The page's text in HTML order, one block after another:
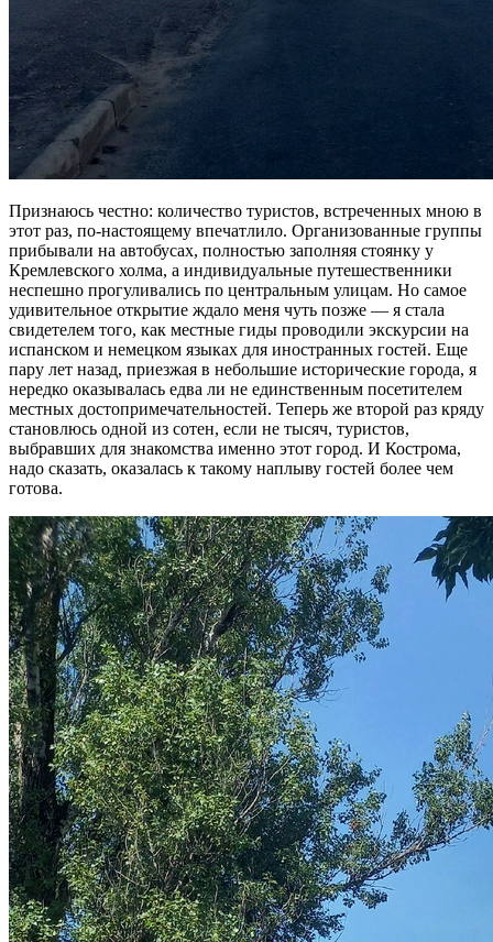
Признаюсь честно: количество туристов, встреченных мною в
этот раз, по-настоящему впечатлило. Организованные группы
прибывали на автобусах, полностью заполняя стоянку у
Кремлевского холма, а индивидуальные путешественники
неспешно прогуливались по центральным улицам. Но самое
удивительное открытие ждало меня чуть позже — я стала
свидетелем того, как местные гиды проводили экскурсии на
испанском и немецком языках для иностранных гостей. Еще
пару лет назад, приезжая в небольшие исторические города, я
нередко оказывалась едва ли не единственным посетителем
местных достопримечательностей. Теперь же второй раз кряду
становлюсь одной из сотен, если не тысяч, туристов,
выбравших для знакомства именно этот город. И Кострома,
надо сказать, оказалась к такому наплыву гостей более чем
готова.